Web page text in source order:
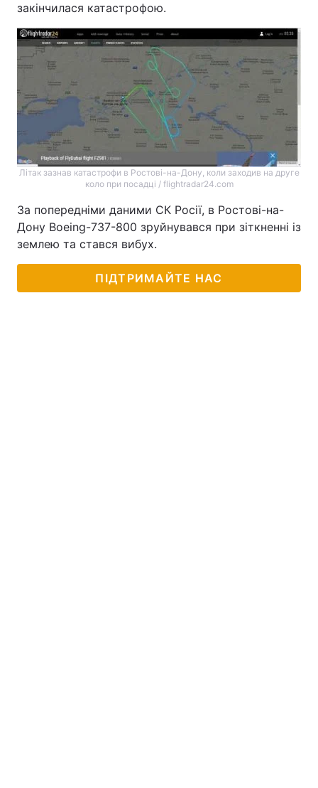
закінчилася катастрофою.
Літак зазнав катастрофи в Ростові-на-Дону, коли заходив на друге
коло при посадці / flightradar24.com
За попередніми даними СК Росії, в Ростові-на-
Дону Boeing-737-800 зруйнувався при зіткненні із
землею та стався вибух.
ПІДТРИМАЙТЕ НАС